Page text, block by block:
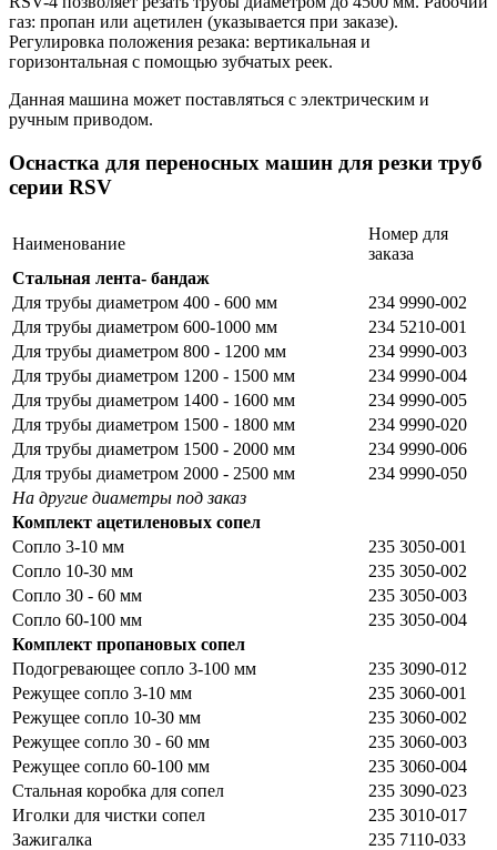
газ: пропан или ацетилен (указывается при заказе).
Регулировка положения резака: вертикальная и
горизонтальная с помощью зубчатых реек.
Данная машина может поставляться с электрическим и
ручным приводом.
Оснастка для переносных машин для резки труб
серии RSV
Наименование
Номер для
заказа
Стальная лента- бандаж
Для трубы диаметром 400 - 600 мм
234 9990-002
Для трубы диаметром 600-1000 мм
234 5210-001
Для трубы диаметром 800 - 1200 мм
234 9990-003
Для трубы диаметром 1200 - 1500 мм
234 9990-004
Для трубы диаметром 1400 - 1600 мм
234 9990-005
Для трубы диаметром 1500 - 1800 мм
234 9990-020
Для трубы диаметром 1500 - 2000 мм
234 9990-006
Для трубы диаметром 2000 - 2500 мм
234 9990-050
На другие диаметры под заказ
Комплект ацетиленовых сопел
Сопло 3-10 мм
235 3050-001
Сопло 10-30 мм
235 3050-002
Сопло 30 - 60 мм
235 3050-003
Сопло 60-100 мм
235 3050-004
Комплект пропановых сопел
Подогревающее сопло 3-100 мм
235 3090-012
Режущее сопло 3-10 мм
235 3060-001
Режущее сопло 10-30 мм
235 3060-002
Режущее сопло 30 - 60 мм
235 3060-003
Режущее сопло 60-100 мм
235 3060-004
Стальная коробка для сопел
235 3090-023
Иголки для чистки сопел
235 3010-017
Зажигалка
235 7110-033